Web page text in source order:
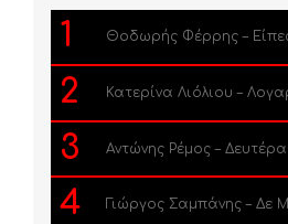
1 Θοδωρής Φέρρης –
2 Κατερίνα Λιόλιου –
3 Αντώνης Ρέμος – Δευτέρα
4 Γιώργος Σαμπάνης – Δε